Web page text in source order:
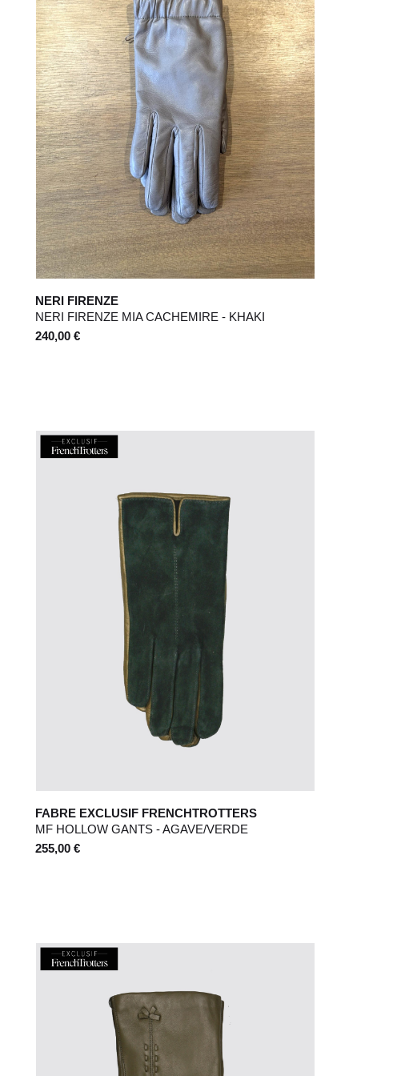
NERI FIRENZE
NERI FIRENZE MIA CACHEMIRE - KHAKI
240,00 €
FABRE EXCLUSIF FRENCHTROTTERS
MF HOLLOW GANTS - AGAVE/VERDE
255,00 €